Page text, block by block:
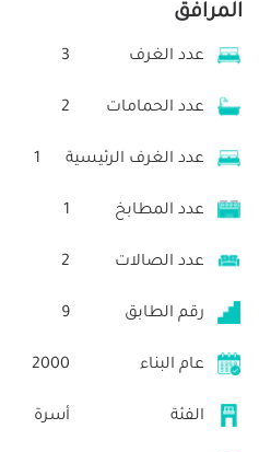
المرافق
عدد الغرف 3
عدد الحمامات 2
عدد الغرف الرئيسية 1
عدد المطابخ 1
عدد الصالات 2
رقم الطابق 9
عام البناء 2000
الفئة أسرة